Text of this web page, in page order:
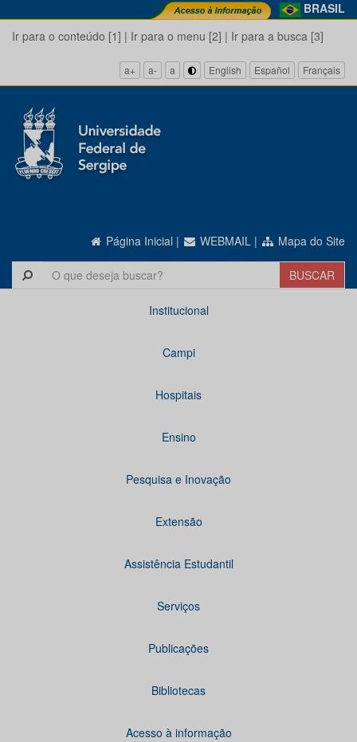
BRASIL
Ir para o conteúdo [1] | Ir para o menu [2] | Ir para a busca [3]
a+ a- a English Español Français
Página Inicial | WEBMAIL | Mapa do Site
Institucional
Campi
Hospitais
Ensino
Pesquisa e Inovação
Extensão
Assistência Estudantil
Serviços
Publicações
Bibliotecas
Acesso à informação